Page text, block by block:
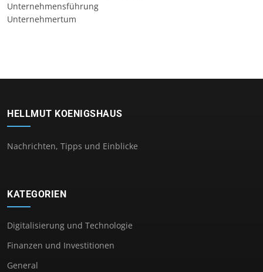
Unternehmensführung
Unternehmertum
HELLMUT KOENIGSHAUS
Nachrichten, Tipps und Einblicke
KATEGORIEN
Digitalisierung und Technologie
Finanzen und Investitionen
General